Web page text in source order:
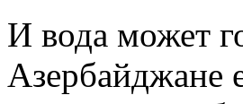
И вода может
Азербайджане